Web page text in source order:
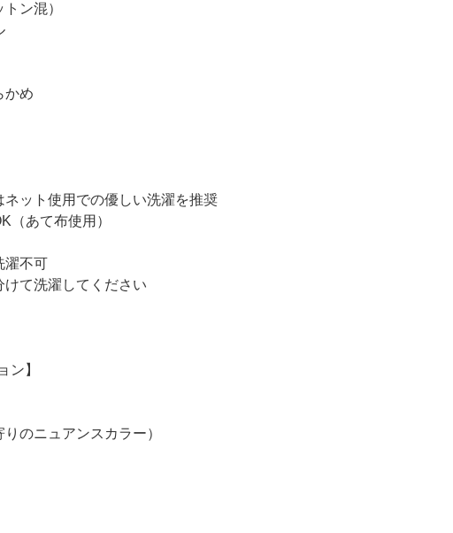
ン混）
かめ
ネット使用での優しい洗濯を推奨
（あて布使用）
濯不可
けて洗濯してください
ン】
のニュアンスカラー）